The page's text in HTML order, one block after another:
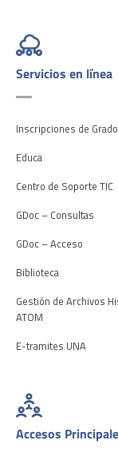
Servicios en línea
Inscripciones de Grado
Educa
Centro de Soporte TIC
GDoc – Consultas
GDoc – Acceso
Biblioteca
Gestión de Archivos
ATOM
E-tramites UNA
Accesos